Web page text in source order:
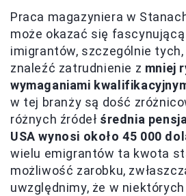
Praca magazyniera w
może okazać się
imigrantów, szczególnie
znaleźć zatrudnienie z mniej
wymaganiami
w tej branży są dość
różnych źródeł średnia
USA wynosi około 45 000
wielu emigrantów ta kwota
możliwość zarobku,
uwzględnimy, że w